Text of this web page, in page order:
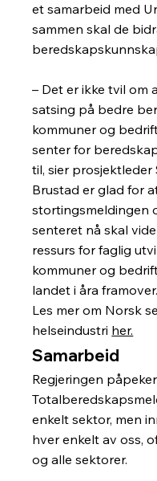
et samarbeid med
sammen skal de
– Det er ikke tvil om
satsing på bedre
kommuner og
senter for
til, sier prosjektleder
Brustad er glad for
stortingsmeldingen
senteret nå skal
ressurs for faglig
kommuner og
landet i åra framover.
Les mer om Norsk
helseindustri her.
Samarbeid
Regjeringen
enkelt sektor, men
hver enkelt av oss,
og alle sektorer.